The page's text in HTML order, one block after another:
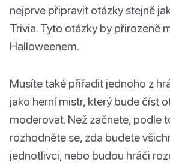
nejprve připravit otázky stejně
Trivia. Tyto otázky by přirozeně
Halloweenem.
Musíte také přiřadit jednoho z
jako herní mistr, který bude číst
moderovat. Než začnete, podle
rozhodněte se, zda budete
jednotlivci, nebo budou hráči